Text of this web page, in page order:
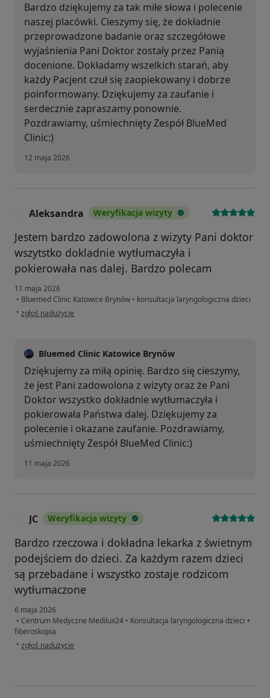
Bardzo dziękujemy za tak miłe słowa i polecenie
naszej placówki. Cieszymy się, że dokładnie
przeprowadzone badanie oraz szczegółowe
wyjaśnienia Pani Doktor zostały przez Panią
docenione. Dokładamy wszelkich starań, aby
każdy Pacjent czuł się zaopiekowany i dobrze
poinformowany. Dziękujemy za zaufanie i
serdecznie zapraszamy ponownie.
Pozdrawiamy, uśmiechnięty Zespół BlueMed
Clinic:)
12 maja 2026
Aleksandra Weryfikacja wizyty
Jestem bardzo zadowolona z wizyty Pani doktor
wszytstko dokladnie wytłumaczyła i
pokierowała nas dalej. Bardzo polecam
11 maja 2026
• Bluemed Clinic Katowice Brynów • konsultacja laryngologiczna dzieci
• w opinii użytkownika Aleksandra
zgłoś nadużycie
Bluemed Clinic Katowice Brynów
Dziękujemy za miłą opinię. Bardzo się cieszymy,
że jest Pani zadowolona z wizyty oraz że Pani
Doktor wszystko dokładnie wytłumaczyła i
pokierowała Państwa dalej. Dziękujemy za
polecenie i okazane zaufanie. Pozdrawiamy,
uśmiechnięty Zespół BlueMed Clinic:)
11 maja 2026
JC Weryfikacja wizyty
Bardzo rzeczowa i dokładna lekarka z świetnym
podejściem do dzieci. Za każdym razem dzieci
są przebadane i wszystko zostaje rodzicom
wytłumaczone
6 maja 2026
• Centrum Medyczne Medilux24 • Konsultacja laryngologiczna dzieci +
fiberoskopia
• w opinii użytkownika JC
zgłoś nadużycie